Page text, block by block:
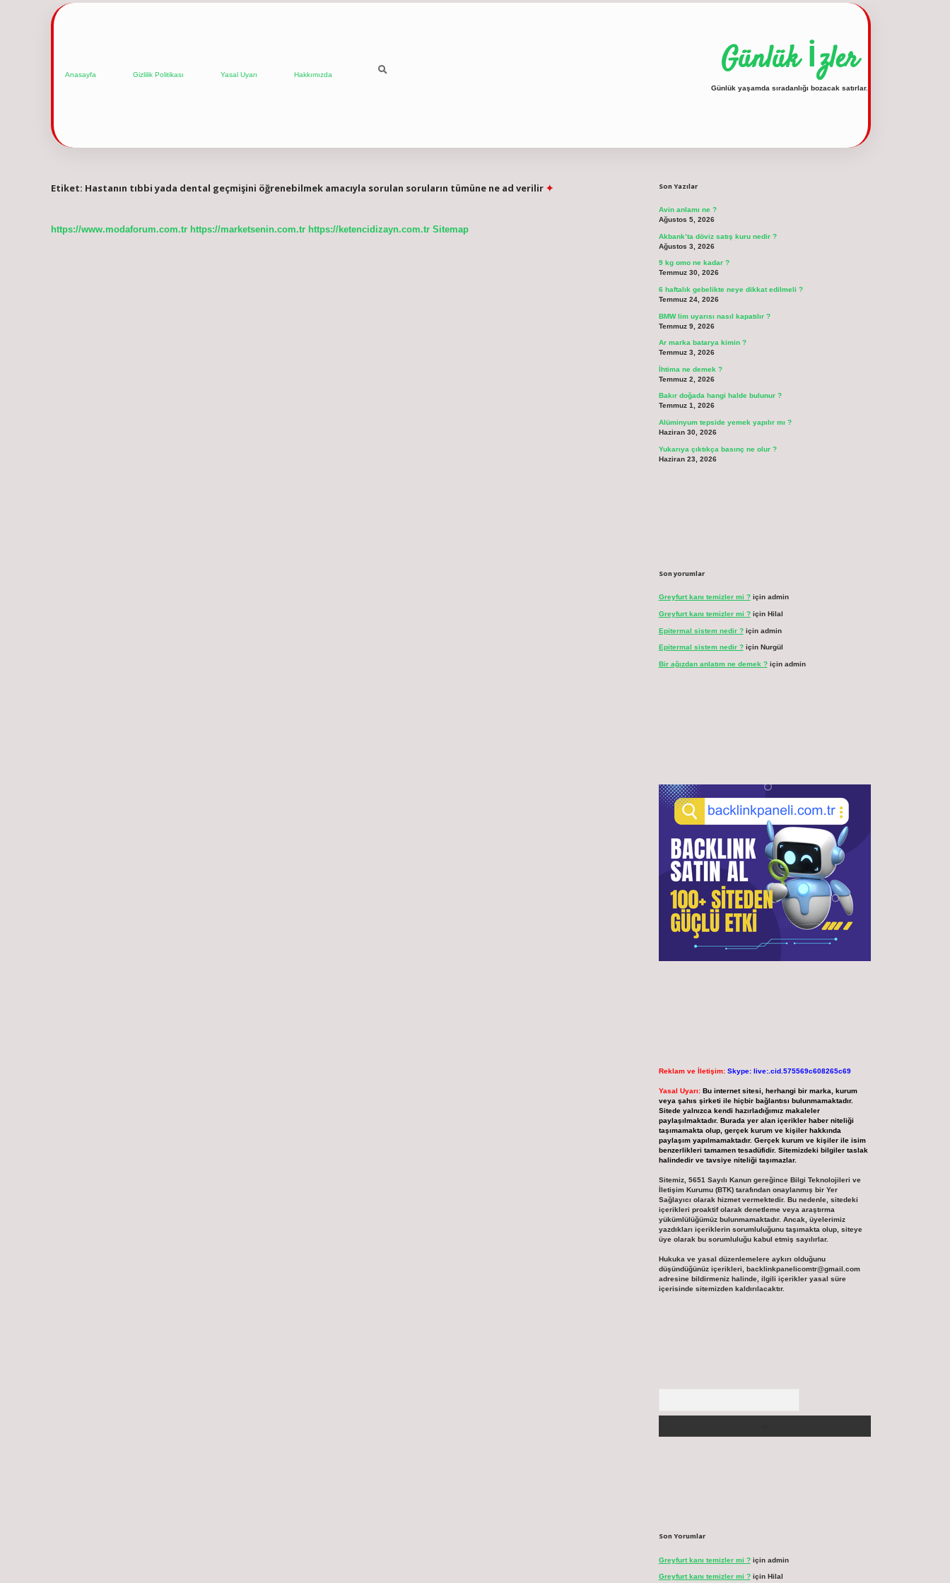
Anasayfa Gizlilik Politikası Yasal Uyarı Hakkımızda Günlük İzler
Günlük yaşamda sıradanlığı bozacak satırlar.
Etiket: Hastanın tıbbi yada dental geçmişini öğrenebilmek amacıyla sorulan soruların tümüne ne ad verilir
https://www.modaforum.com.tr https://marketsenin.com.tr https://ketencidizayn.com.tr Sitemap
Son Yazılar
Avin anlamı ne ?
Ağustos 5, 2026
Akbank’ta döviz satış kuru nedir ?
Ağustos 3, 2026
9 kg omo ne kadar ?
Temmuz 30, 2026
6 haftalık gebelikte neye dikkat edilmeli ?
Temmuz 24, 2026
BMW lim uyarısı nasıl kapatılır ?
Temmuz 9, 2026
Ar marka batarya kimin ?
Temmuz 3, 2026
İhtima ne demek ?
Temmuz 2, 2026
Bakır doğada hangi halde bulunur ?
Temmuz 1, 2026
Alüminyum tepside yemek yapılır mı ?
Haziran 30, 2026
Yukarıya çıktıkça basınç ne olur ?
Haziran 23, 2026
Son yorumlar
Greyfurt kanı temizler mi ?için admin
Greyfurt kanı temizler mi ?için Hilal
Epitermal sistem nedir ?için admin
Epitermal sistem nedir ?için Nurgül
Bir ağızdan anlatım ne demek ?için admin
Reklam ve İletişim: Skype: live:.cid.575569c608265c69
Yasal Uyarı: Bu internet sitesi, herhangi bir marka, kurum
veya şahıs şirketi ile hiçbir bağlantısı bulunmamaktadır.
Sitede yalnızca kendi hazırladığımız makaleler
paylaşılmaktadır. Burada yer alan içerikler haber niteliği
taşımamakta olup, gerçek kurum ve kişiler hakkında
paylaşım yapılmamaktadır. Gerçek kurum ve kişiler ile isim
benzerlikleri tamamen tesadüfidir. Sitemizdeki bilgiler taslak
halindedir ve tavsiye niteliği taşımazlar.
Sitemiz, 5651 Sayılı Kanun gereğince Bilgi Teknolojileri ve
İletişim Kurumu (BTK) tarafından onaylanmış bir Yer
Sağlayıcı olarak hizmet vermektedir. Bu nedenle, sitedeki
içerikleri proaktif olarak denetleme veya araştırma
yükümlülüğümüz bulunmamaktadır. Ancak, üyelerimiz
yazdıkları içeriklerin sorumluluğunu taşımakta olup, siteye
üye olarak bu sorumluluğu kabul etmiş sayılırlar.
Hukuka ve yasal düzenlemelere aykırı olduğunu
düşündüğünüz içerikleri, backlinkpanelicomtr@gmail.com
adresine bildirmeniz halinde, ilgili içerikler yasal süre
içerisinde sitemizden kaldırılacaktır.
Son Yorumlar
Greyfurt kanı temizler mi ?için admin
Greyfurt kanı temizler mi ?için Hilal